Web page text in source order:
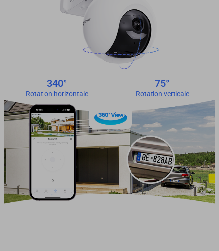
340°
Rotation horizontale
75°
Rotation verticale